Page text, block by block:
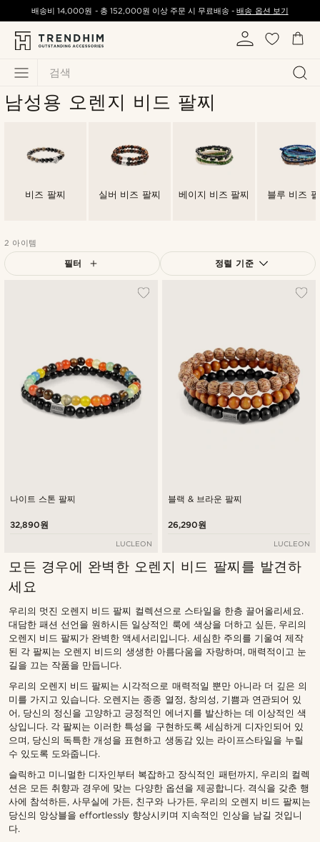
검색
배송비14,000원 - 총 152,000원 이상 주문 시 무료배송 -배송 옵션 보기
남성용 오렌지 비드 팔찌
비즈 팔찌 실버 비즈 팔찌 베이지 비즈 팔찌 블루 비즈
2 아이템
필터 정렬 기준
높은가격순
나이트 스톤 팔찌
32,890원
LUCLEON
블랙 & 브라운 팔찌
26,290원
LUCLEON
모든 경우에 완벽한 오렌지 비드 팔찌를 발견하
세요
우리의 멋진 오렌지 비드 팔찌 컬렉션으로 스타일을 한층 끌어올리세요.
대담한 패션 선언을 원하시든 일상적인 룩에 색상을 더하고 싶든, 우리의
오렌지 비드 팔찌가 완벽한 액세서리입니다. 세심한 주의를 기울여 제작
된 각 팔찌는 오렌지 비드의 생생한 아름다움을 자랑하며, 매력적이고 눈
길을 끄는 작품을 만듭니다.
우리의 오렌지 비드 팔찌는 시각적으로 매력적일 뿐만 아니라 더 깊은 의
미를 가지고 있습니다. 오렌지는 종종 열정, 창의성, 기쁨과 연관되어 있
어, 당신의 정신을 고양하고 긍정적인 에너지를 발산하는 데 이상적인 색
상입니다. 각 팔찌는 이러한 특성을 구현하도록 세심하게 디자인되어 있
으며, 당신의 독특한 개성을 표현하고 생동감 있는 라이프스타일을 누릴
수 있도록 도와줍니다.
슬릭하고 미니멀한 디자인부터 복잡하고 장식적인 패턴까지, 우리의 컬렉
션은 모든 취향과 경우에 맞는 다양한 옵션을 제공합니다. 격식을 갖춘 행
사에 참석하든, 사무실에 가든, 친구와 나가든, 우리의 오렌지 비드 팔찌는
당신의 앙상블을 effortlessly 향상시키며 지속적인 인상을 남길 것입니
다.